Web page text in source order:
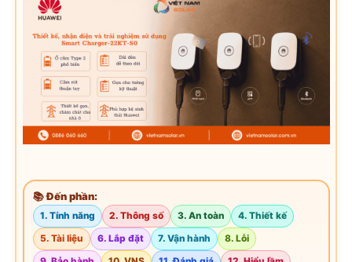
📚 Đến phần:
1. Tính năng 2. Thông số 3. An toàn 4. Thiết kế
5. Tài liệu 6. Lắp đặt 7. Vận hành 8. Lỗi